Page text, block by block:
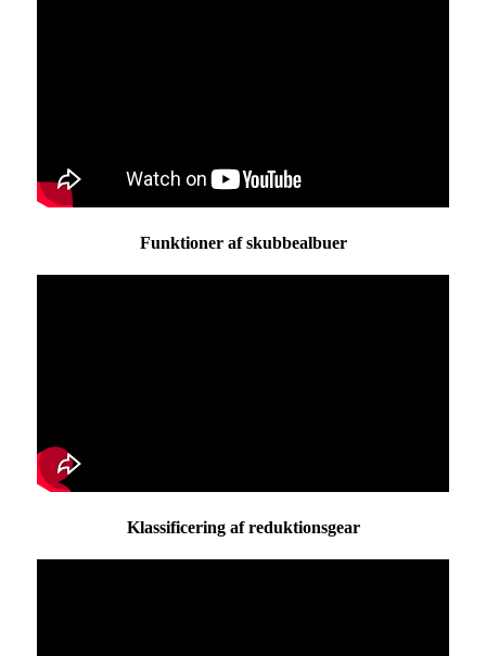
Funktioner af skubbealbuer
Klassificering af reduktionsgear